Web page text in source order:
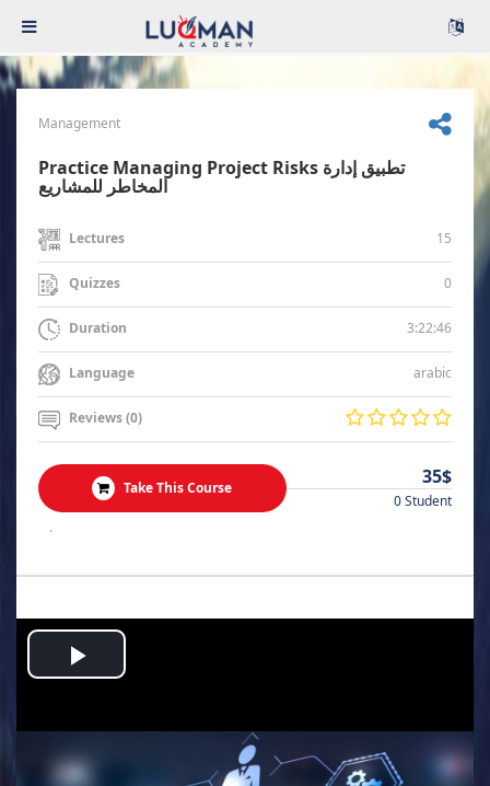
Management
Practice Managing Project Risks تطبيق إدارة
المخاطر للمشاريع
Lectures 15
Quizzes 0
Duration 3:22:46
Language arabic
Reviews (0)
Take This Course 35$
0 Student
.
Play
Video